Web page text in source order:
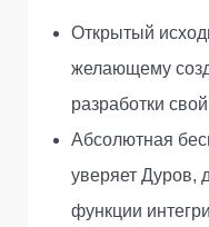
Открытый
желающему
разработки
Абсолютная
уверяет Дуров,
функции